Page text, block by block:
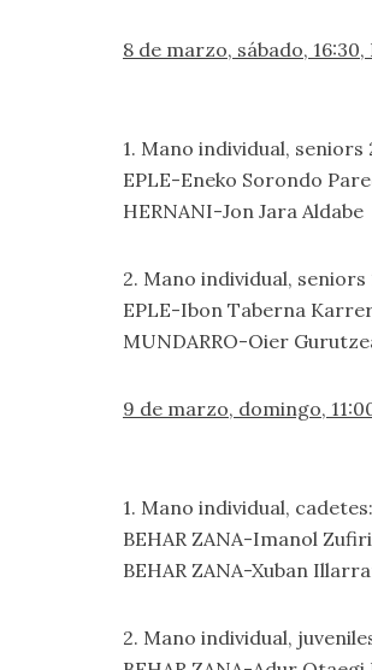
8 de marzo, sábado,
1. Mano individual, seniors
EPLE-Eneko Sorondo
HERNANI-Jon Jara Aldabe
2. Mano individual, seniors
EPLE-Ibon Taberna
MUNDARRO-Oier
9 de marzo, domingo,
1. Mano individual, cadetes:
BEHAR ZANA-Imanol
BEHAR ZANA-Xuban
2. Mano individual,